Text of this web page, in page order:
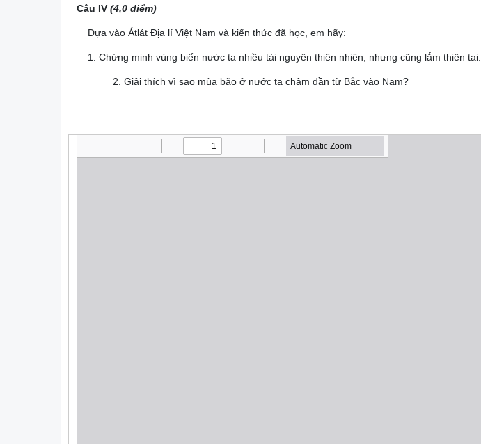
Câu IV (4,0 điểm)
Dựa vào Átlát Địa lí Việt Nam và kiến thức đã học, em hãy:
1. Chứng minh vùng biển nước ta nhiều tài nguyên thiên nhiên, nhưng cũng lắm thiên tai.
2. Giải thích vì sao mùa bão ở nước ta chậm dần từ Bắc vào Nam?